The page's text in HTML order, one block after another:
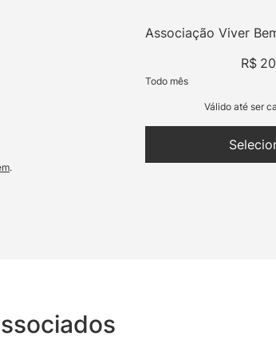
.
Associação Viver
R$ 20
Todo mês
Válido até ser